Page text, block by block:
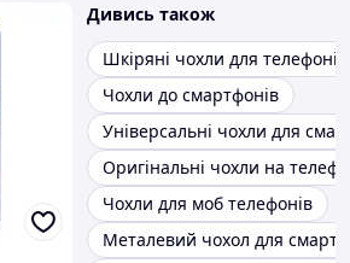
Дивись також
Шкіряні чохли для телефонів
Чохли до смартфонів
Універсальні чохли для
Оригінальні чохли на
Чохли для моб телефонів
Металевий чохол для